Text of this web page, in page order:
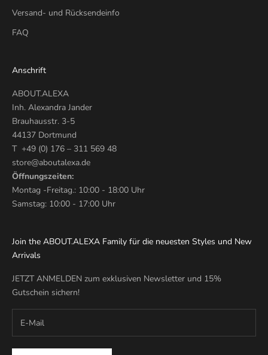
Versand- und Rücksendeinfo
FAQ
Anschrift
ABOUT.ALEXA
Inh. Alexandra Jander
Brauhausstr. 3-5
44137 Dortmund
T +49 (0) 176 – 311 569 48
store@aboutalexa.de
Öffnungszeiten:
Montag -Freitag.: 10:00 - 18:00 Uhr
Samstag: 10:00 - 17:00 Uhr
Join the ABOUT.ALEXA Family für die neuesten Styles und New
Arrivals
JETZT ANMELDEN zum exklusiven Newsletter und 15%
Gutschein sichern!